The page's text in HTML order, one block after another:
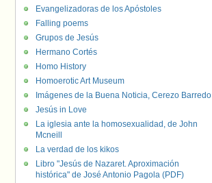
Evangelizadoras de los Apóstoles
Falling poems
Grupos de Jesús
Hermano Cortés
Homo History
Homoerotic Art Museum
Imágenes de la Buena Noticia, Cerezo Barredo
Jesús in Love
La iglesia ante la homosexualidad, de John
Mcneill
La verdad de los kikos
Libro "Jesús de Nazaret. Aproximación
histórica" de José Antonio Pagola (PDF)